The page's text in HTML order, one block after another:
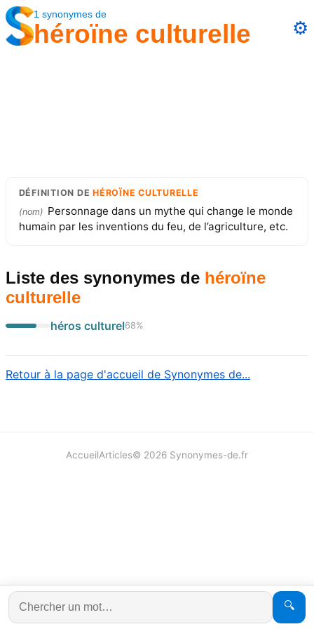
1 synonymes de
héroïne culturelle ⚙️
DÉFINITION DEHÉROÏNE CULTURELLE
(nom) Personnage dans un mythe qui change le monde
humain par les inventions du feu, de l’agriculture, etc.
Liste des synonymes de héroïne
culturelle
héros culturel68%
Retour à la page d'accueil de Synonymes de...
🔍
AccueilArticles© 2026 Synonymes-de.fr